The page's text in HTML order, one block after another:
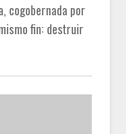
cogobernada por
fin: destruir